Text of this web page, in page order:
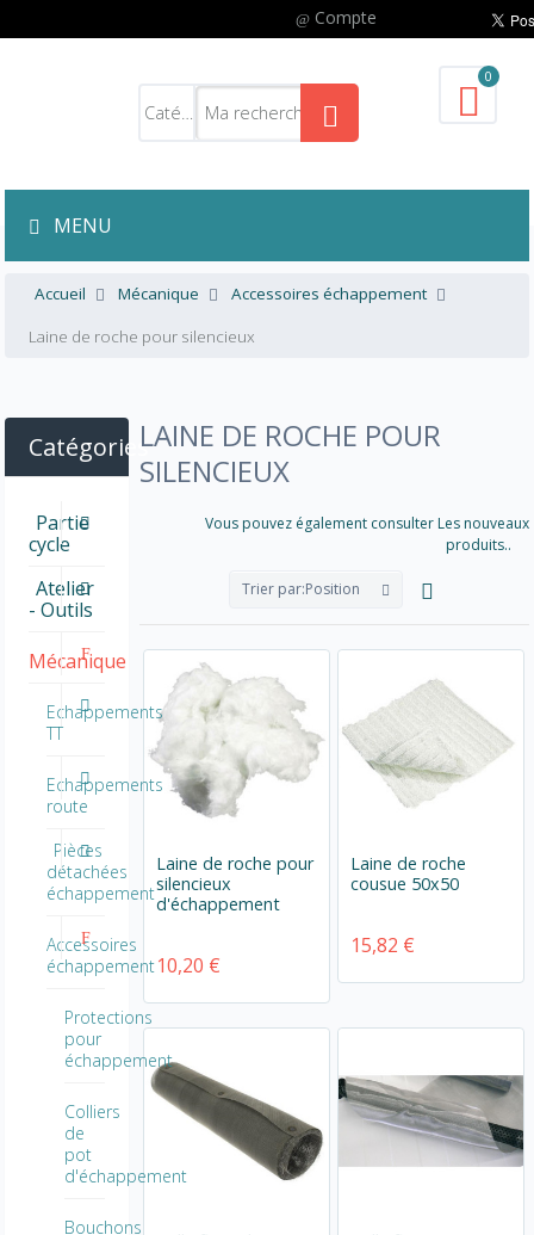
Compte
0
MENU
Accueil Mécanique
Accessoires échappement
Laine de roche pour silencieux
LAINE DE ROCHE POUR
SILENCIEUX
Vous pouvez également consulter Les nouveaux
produits..
Trier par:Position
Laine de roche pour
silencieux
d'échappement
10,20 €
Laine de roche
cousue 50x50
15,82 €
Catégories
Partie
cycle
Atelier
- Outils
Mécanique
Echappements
TT
Echappements
route
Pièces
détachées
échappement
Accessoires
échappement
Protections
pour
échappement
Colliers
de
pot
d'échappement
Bouchons